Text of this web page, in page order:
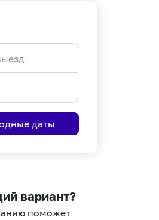
даты
вариант?
поможет